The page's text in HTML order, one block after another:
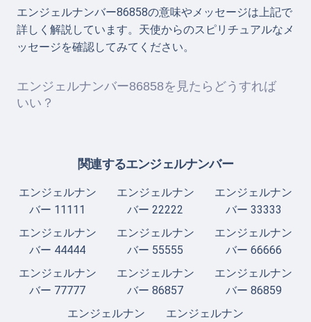
エンジェルナンバー86858の意味やメッセージは上記で
詳しく解説しています。天使からのスピリチュアルなメ
ッセージを確認してみてください。
エンジェルナンバー86858を見たらどうすれば
いい？
関連するエンジェルナンバー
エンジェルナン
バー 11111
エンジェルナン
バー 22222
エンジェルナン
バー 33333
エンジェルナン
バー 44444
エンジェルナン
バー 55555
エンジェルナン
バー 66666
エンジェルナン
バー 77777
エンジェルナン
バー 86857
エンジェルナン
バー 86859
エンジェルナン
エンジェルナン